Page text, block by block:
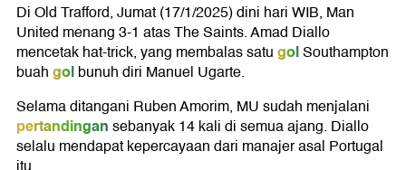
Di Old Trafford, Jumat (17/1/2025) dini hari WIB, Man
United menang 3-1 atas The Saints. Amad Diallo
mencetak hat-trick, yang membalas satugolSouthampton
buahgolbunuh diri Manuel Ugarte.
Selama ditangani Ruben Amorim, MU sudah menjalani
pertandingansebanyak 14 kali di semua ajang. Diallo
selalu mendapat kepercayaan dari manajer asal Portugal